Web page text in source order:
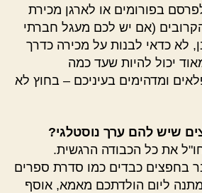
(אם יש לכם מעגל חברתי
לא כדאי לבנות על מכירה כדרך
יכול להיות שעד כמה
ומדהימים בעיניכם – בחוץ לא
שיש להם ערך נוסטלגי?
את כל הכבודה הרגשית.
בחפצים כבדים כמו סדרת ספרים
ליום הולדתכם מאמא, אוסף